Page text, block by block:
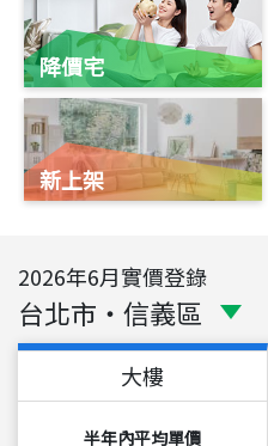
降價宅
新上架
2026年6月實價登錄
台北市 ・ 信義區
大樓
半年內平均單價